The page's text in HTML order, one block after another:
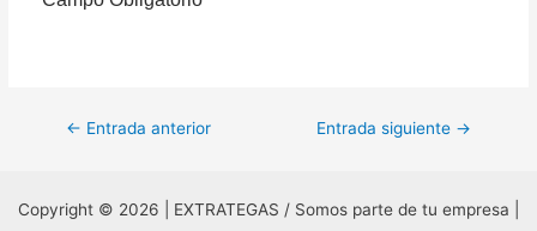
Navegación
entradas
← Entrada anterior Entrada siguiente →
Copyright © 2026 | EXTRATEGAS / Somos parte de tu empresa |